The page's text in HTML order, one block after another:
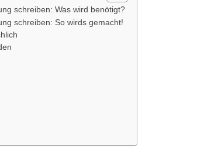
schreiben: Was wird benötigt?
schreiben: So wirds gemacht!